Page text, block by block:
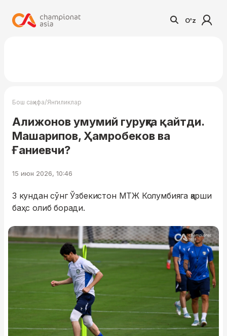
O'z
Бош саҳифа/Янгиликлар
Алижонов умумий гуруҳга қайтди.
Машарипов, Ҳамробеков ва
Ғаниевчи?
15 июн 2026, 10:46
3 кундан сўнг Ўзбекистон МТЖ Колумбияга қарши
баҳс олиб боради.